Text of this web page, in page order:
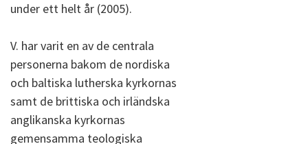
under ett helt år (2005).
V. har varit en av de centrala
personerna bakom de nordiska
och baltiska lutherska kyrkornas
samt de brittiska och irländska
anglikanska kyrkornas
gemensamma teologiska